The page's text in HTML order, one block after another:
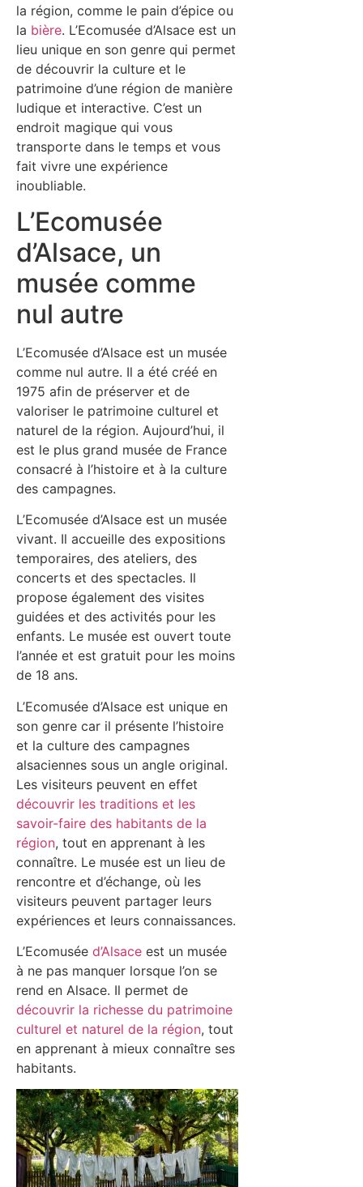
la région, comme le pain d’épice ou
la bière. L’Ecomusée d’Alsace est un
lieu unique en son genre qui permet
de découvrir la culture et le
patrimoine d’une région de manière
ludique et interactive. C’est un
endroit magique qui vous
transporte dans le temps et vous
fait vivre une expérience
inoubliable.
L’Ecomusée
d’Alsace, un
musée comme
nul autre
L’Ecomusée d’Alsace est un musée
comme nul autre. Il a été créé en
1975 afin de préserver et de
valoriser le patrimoine culturel et
naturel de la région. Aujourd’hui, il
est le plus grand musée de France
consacré à l’histoire et à la culture
des campagnes.
L’Ecomusée d’Alsace est un musée
vivant. Il accueille des expositions
temporaires, des ateliers, des
concerts et des spectacles. Il
propose également des visites
guidées et des activités pour les
enfants. Le musée est ouvert toute
l’année et est gratuit pour les moins
de 18 ans.
L’Ecomusée d’Alsace est unique en
son genre car il présente l’histoire
et la culture des campagnes
alsaciennes sous un angle original.
Les visiteurs peuvent en effet
découvrir les traditions et les
savoir-faire des habitants de la
région, tout en apprenant à les
connaître. Le musée est un lieu de
rencontre et d’échange, où les
visiteurs peuvent partager leurs
expériences et leurs connaissances.
L’Ecomusée d’Alsace est un musée
à ne pas manquer lorsque l’on se
rend en Alsace. Il permet de
découvrir la richesse du patrimoine
culturel et naturel de la région, tout
en apprenant à mieux connaître ses
habitants.